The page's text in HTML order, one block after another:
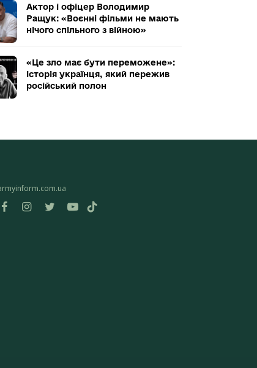
Актор і офіцер Володимир
Ращук: «Воєнні фільми не мають
нічого спільного з війною»
«Це зло має бути переможене»:
історія українця, який пережив
російський полон